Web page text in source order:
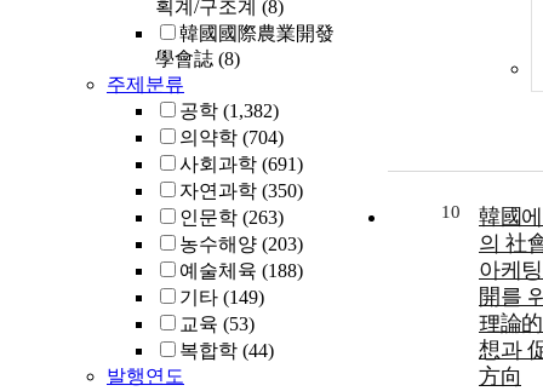
획계/구조계 (8)
韓國國際農業開發
學會誌 (8)
주제분류
공학 (1,382)
의약학 (704)
사회과학 (691)
자연과학 (350)
인문학 (263)
농수해양 (203)
예술체육 (188)
기타 (149)
교육 (53)
복합학 (44)
발행연도
10
韓國
의 社
아케
開를
理論
想과
方向